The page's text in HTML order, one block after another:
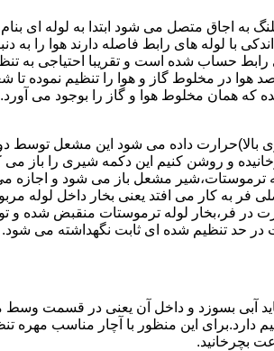
به اجاق متصل می شود ابتدا به لوله ای
با لوله های رابط فاصله دارند هوا را
حساب شده است و تقریبا احتیاجی به
در مخلوط گاز و هوا را تنظیم نموده تا
همان مخلوط هوا و گاز را بوجود می
بالا)حرارت داده می شود این مشعل توسط
و روشن کنیم این دکمه شیری را باز می
مشعل باز می شود و اجازه
به کار می افتد یعنی بخار داخل لوله
در فر،بخار لوله ترموستات منقبض شده
حد تنظیم شده ای ثابت نگهداشته می شود.
این منظور با آچار مناسب مهره
بچرخانید.